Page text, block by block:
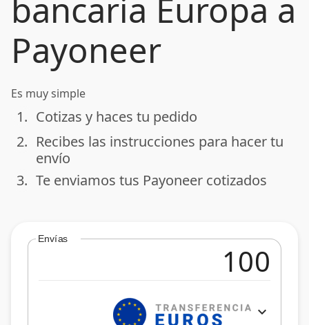
bancaria Europa a
Payoneer
Es muy simple
done
1. Cotizas y haces tu pedido
done
2. Recibes las instrucciones para hacer tu
envío
done
3. Te enviamos tus Payoneer cotizados
Envías
expand_more